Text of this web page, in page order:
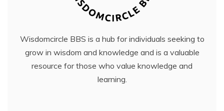
Wisdomcircle BBS is a hub for individuals seeking to
grow in wisdom and knowledge and is a valuable
resource for those who value knowledge and
learning.